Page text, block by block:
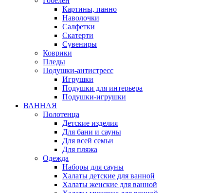
Картины, панно
Наволочки
Салфетки
Скатерти
Сувениры
Коврики
Пледы
Подушки-антистресс
Игрушки
Подушки для интерьера
Подушки-игрушки
ВАННАЯ
Полотенца
Детские изделия
Для бани и сауны
Для всей семьи
Для пляжа
Одежда
Наборы для сауны
Халаты детские для ванной
Халаты женские для ванной